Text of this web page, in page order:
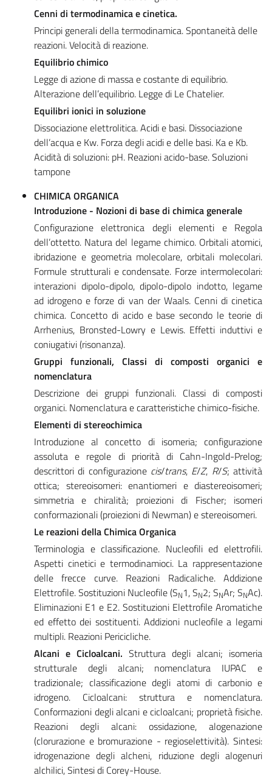
Cenni di termodinamica e cinetica.
Principi generali della termodinamica. Spontaneità delle
reazioni. Velocità di reazione.
Equilibrio chimico
Legge di azione di massa e costante di equilibrio.
Alterazione dell’equilibrio. Legge di Le Chatelier.
Equilibri ionici in soluzione
Dissociazione elettrolitica. Acidi e basi. Dissociazione
dell’acqua e Kw. Forza degli acidi e delle basi. Ka e Kb.
Acidità di soluzioni: pH. Reazioni acido-base. Soluzioni
tampone
CHIMICA ORGANICA
Introduzione - Nozioni di base di chimica generale
Configurazione elettronica degli elementi e Regola
dell’ottetto. Natura del legame chimico. Orbitali atomici,
ibridazione e geometria molecolare, orbitali molecolari.
Formule strutturali e condensate. Forze intermolecolari:
interazioni dipolo-dipolo, dipolo-dipolo indotto, legame
ad idrogeno e forze di van der Waals. Cenni di cinetica
chimica. Concetto di acido e base secondo le teorie di
Arrhenius, Bronsted-Lowry e Lewis. Effetti induttivi e
coniugativi (risonanza).
Gruppi funzionali, Classi di composti organici e
nomenclatura
Descrizione dei gruppi funzionali. Classi di composti
organici. Nomenclatura e caratteristiche chimico-fisiche.
Elementi di stereochimica
Introduzione al concetto di isomeria; configurazione
assoluta e regole di priorità di Cahn-Ingold-Prelog;
descrittori di configurazione cis/trans, E/Z, R/S; attività
ottica; stereoisomeri: enantiomeri e diastereoisomeri;
simmetria e chiralità; proiezioni di Fischer; isomeri
conformazionali (proiezioni di Newman) e stereoisomeri.
Le reazioni della Chimica Organica
Terminologia e classificazione. Nucleofili ed elettrofili.
Aspetti cinetici e termodinamioci. La rappresentazione
delle frecce curve. Reazioni Radicaliche. Addizione
Elettrofile. Sostituzioni Nucleofile (SN1, SN2; SNAr; SNAc).
Eliminazioni E1 e E2. Sostituzioni Elettrofile Aromatiche
ed effetto dei sostituenti. Addizioni nucleofile a legami
multipli. Reazioni Pericicliche.
Alcani e Cicloalcani. Struttura degli alcani; isomeria
strutturale degli alcani; nomenclatura IUPAC e
tradizionale; classificazione degli atomi di carbonio e
idrogeno. Cicloalcani: struttura e nomenclatura.
Conformazioni degli alcani e cicloalcani; proprietà fisiche.
Reazioni degli alcani: ossidazione, alogenazione
(clorurazione e bromurazione - regioselettività). Sintesi:
idrogenazione degli alcheni, riduzione degli alogenuri
alchilici, Sintesi di Corey-House.